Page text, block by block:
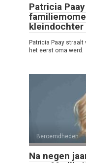
Patricia
kleindochter
Patricia Paay straalt
het eerst oma werd.
Beroemdheden
Na negen